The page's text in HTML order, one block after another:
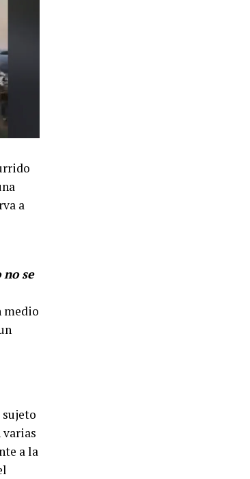
a
no se
medio
sujeto
a la